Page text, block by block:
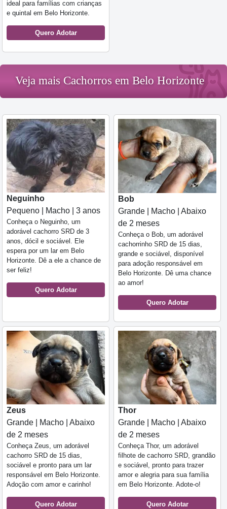
ideal para famílias com crianças
e quintal em Belo Horizonte.
Quero Adotar
Veja mais Cachorros em Belo Horizonte
Neguinho
Pequeno | Macho | 3 anos
Conheça o Neguinho, um
adorável cachorro SRD de 3
anos, dócil e sociável. Ele
espera por um lar em Belo
Horizonte. Dê a ele a chance de
ser feliz!
Quero Adotar
Bob
Grande | Macho | Abaixo
de 2 meses
Conheça o Bob, um adorável
cachorrinho SRD de 15 dias,
grande e sociável, disponível
para adoção responsável em
Belo Horizonte. Dê uma chance
ao amor!
Quero Adotar
Zeus
Grande | Macho | Abaixo
de 2 meses
Conheça Zeus, um adorável
cachorro SRD de 15 dias,
sociável e pronto para um lar
responsável em Belo Horizonte.
Adoção com amor e carinho!
Quero Adotar
Thor
Grande | Macho | Abaixo
de 2 meses
Conheça Thor, um adorável
filhote de cachorro SRD, grandão
e sociável, pronto para trazer
amor e alegria para sua família
em Belo Horizonte. Adote-o!
Quero Adotar